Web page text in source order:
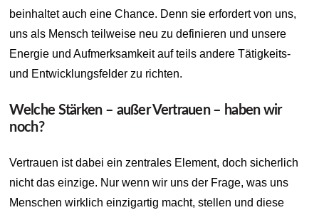
beinhaltet auch eine Chance. Denn sie erfordert von uns,
uns als Mensch teilweise neu zu definieren und unsere
Energie und Aufmerksamkeit auf teils andere Tätigkeits-
und Entwicklungsfelder zu richten.
Welche Stärken – außer Vertrauen – haben wir
noch?
Vertrauen ist dabei ein zentrales Element, doch sicherlich
nicht das einzige. Nur wenn wir uns der Frage, was uns
Menschen wirklich einzigartig macht, stellen und diese